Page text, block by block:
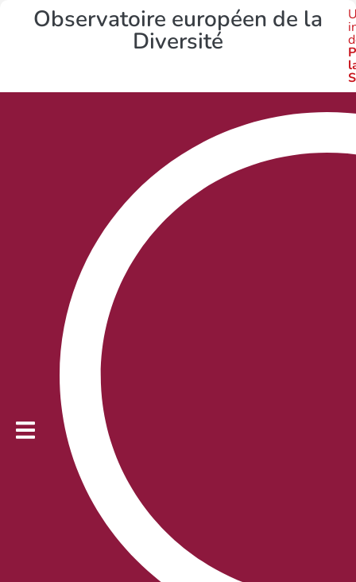
Observatoire européen de la
Diversité